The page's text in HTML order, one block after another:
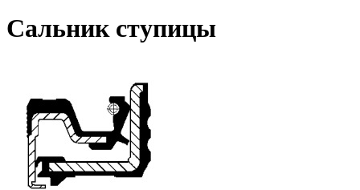
Сальник ступицы